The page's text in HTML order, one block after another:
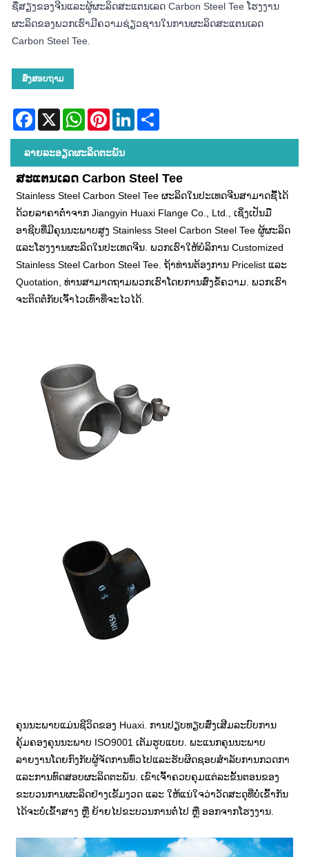
ຊື່ສຽງຂອງຈີນແລະຜູ້ຜະລິດສະແຕນເລດ Carbon Steel Tee ໂຮງງານ
ຜະລິດຂອງພວກເຮົາມີຄວາມຊ່ຽວຊານໃນການຜະລິດສະແຕນເລດ
Carbon Steel Tee.
ສົ່ງສອບຖາມ
Facebook
X WhatsAppPinterestLinkedIn
ລາຍ​ລະ​ອຽດ​ຜະ​ລິດ​ຕະ​ພັນ
ສະແຕນເລດ Carbon Steel Tee
Stainless Steel Carbon Steel Tee ຜະລິດໃນປະເທດຈີນສາມາດຊື້ໄດ້
ດ້ວຍລາຄາຕໍ່າຈາກ Jiangyin Huaxi Flange Co., Ltd., ເຊິ່ງເປັນມື
ອາຊີບທີ່ມີຄຸນນະພາບສູງ Stainless Steel Carbon Steel Tee ຜູ້ຜະລິດ
ແລະໂຮງງານຜະລິດໃນປະເທດຈີນ. ພວກເຮົາໃຫ້ບໍລິການ Customized
Stainless Steel Carbon Steel Tee. ຖ້າທ່ານຕ້ອງການ Pricelist ແລະ
Quotation, ທ່ານສາມາດຖາມພວກເຮົາໂດຍການສົ່ງຂໍ້ຄວາມ. ພວກເຮົາ
ຈະຕິດຕໍ່ກັບເຈົ້າໄວເທົ່າທີ່ຈະໄວໄດ້.
ຄຸນນະພາບແມ່ນຊີວິດຂອງ Huaxi. ການປຽບທຽບສົ່ງເສີມລະບົບການ
ຄຸ້ມຄອງຄຸນນະພາບ ISO9001 ເຕັມຮູບແບບ. ພະແນກຄຸນນະພາບ
ລາຍງານໂດຍກົງກັບຜູ້ຈັດການທົ່ວໄປແລະຮັບຜິດຊອບສໍາລັບການກວດກາ
ແລະການທົດສອບຜະລິດຕະພັນ. ເຂົາເຈົ້າຄວບຄຸມແຕ່ລະຂັ້ນຕອນຂອງ
ຂະບວນການຜະລິດຢ່າງເຂັ້ມງວດ ແລະ ໃຫ້ແນ່ໃຈວ່າວັດສະດຸທີ່ບໍ່ເຂົ້າກັນ
ໄດ້ຈະບໍ່ເຂົ້າສາງ ຫຼື ຍ້າຍໄປຂະບວນການຕໍ່ໄປ ຫຼື ອອກຈາກໂຮງງານ.